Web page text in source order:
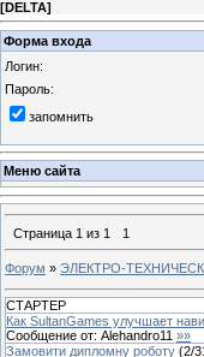
[DELTA]
Форма входа
Логин:
Пароль:
запомнить
Меню сайта
Страница 1 из 1 1
Форум » ЭЛЕКТРО-
СТАРТЕР
Как SultanGames улучшает
Сообщение от: Alehandro11 »»
Замовити дипломну роботу (2/